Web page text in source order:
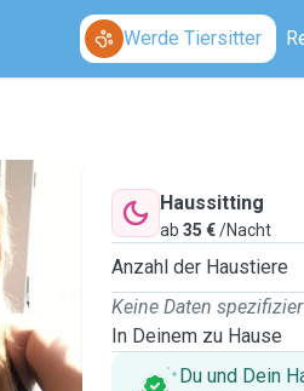
Werde Tiersitter
Haussitting
ab 35 €/Nacht
Anzahl der Haustiere
Keine Daten
In Deinem zu Hause
Du und Dein